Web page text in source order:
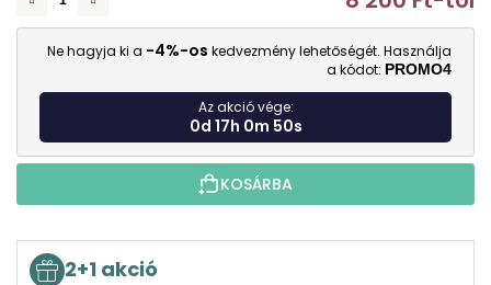
Ne hagyja ki a -4%-os kedvezmény lehetőségét. Használja
a kódot: PROMO4
Az akció vége:
0d 17h 0m 49s
KOSÁRBA
2+1 akció